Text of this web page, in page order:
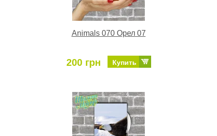
Animals 070 Орел 07
200 грн Купить